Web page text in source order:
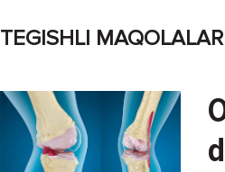
TEGISHLI MAQOLALAR